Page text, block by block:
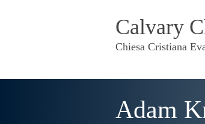
Calvary
Chiesa Cristiana
Adam